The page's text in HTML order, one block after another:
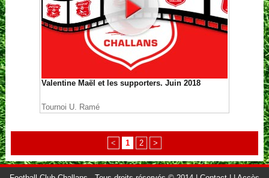
Valentine Maël et les supporters. Juin 2018
Tournoi U. Ramé
< 1 2 >